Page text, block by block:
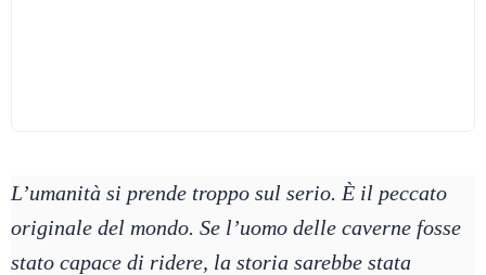
L’umanità si prende troppo sul serio. È il peccato
originale del mondo. Se l’uomo delle caverne fosse
stato capace di ridere, la storia sarebbe stata